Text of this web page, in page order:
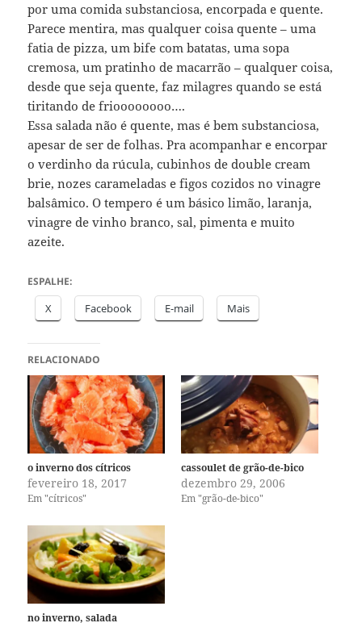
por uma comida substanciosa, encorpada e quente.
Parece mentira, mas qualquer coisa quente – uma
fatia de pizza, um bife com batatas, uma sopa
cremosa, um pratinho de macarrão – qualquer coisa,
desde que seja quente, faz milagres quando se está
tiritando de frioooooooo….
Essa salada não é quente, mas é bem substanciosa,
apesar de ser de folhas. Pra acompanhar e encorpar
o verdinho da rúcula, cubinhos de double cream
brie, nozes carameladas e figos cozidos no vinagre
balsâmico. O tempero é um básico limão, laranja,
vinagre de vinho branco, sal, pimenta e muito
azeite.
ESPALHE:
X Facebook E-mail Mais
RELACIONADO
o inverno dos cítricos
fevereiro 18, 2017
Em "cítricos"
cassoulet de grão-de-bico
dezembro 29, 2006
Em "grão-de-bico"
no inverno, salada